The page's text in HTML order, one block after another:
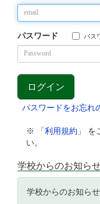
パスワード パス
パスワードをお忘れ
※ 「利用規約」
を
い。
学校からのお知ら
学校からのお知ら